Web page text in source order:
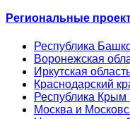
Региональные
Республика
Воронежская
Иркутская
Краснодарский
Республика Крым
Москва и